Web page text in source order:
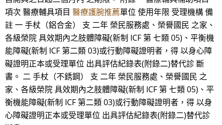
項次 醫療輔具項目 醫療護腕推薦單位 使用年限 受理機構 備
註 一 手杖（鋁合金） 支 二年 榮民服務處、榮譽國民 之家、
各級榮院 具效期內之肢體障礙(新制 ICF 第 七類 05)、平衡機
能障礙(新制 ICF 第二類 03)或行動障礙證明者，得 以身心障
礙證明正本或受理單位 出具評估紀錄表(附錄二)替代診 斷
書。 二 手杖（不銹鋼） 支 二年 榮民服務處、榮譽國民 之
家、各級榮院 具效期內之肢體障礙(新制 ICF 第 七類 05)、平
衡機能障礙(新制 ICF 第二類 03)或行動障礙證明者，得 以身
心障礙證明正本或受理單位 出具評估紀錄表(附錄二)替代診